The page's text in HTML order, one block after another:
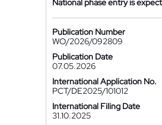
National phase entry is
Publication Number
WO/2026/092809
Publication Date
07.05.2026
International Application No.
PCT/DE2025/101012
International Filing Date
31.10.2025